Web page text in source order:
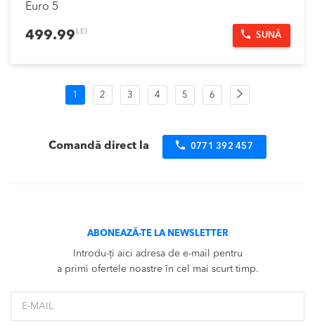
Euro 5
499.99 LEI SUNĂ
Navigare
produse
1 2 3 4 5 6
Pagina
următoare
Comandă direct la 0771 392 457
ABONEAZĂ-TE LA NEWSLETTER
Introdu-ți aici adresa de e-mail pentru
a primi ofertele noastre în cel mai scurt timp.